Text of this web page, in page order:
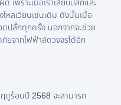
เพราะเมื่อเราเสียบปลั๊กและ
หลเวียนเช่นเดิม ดังนั้นเมื่อ
ดปลั๊กทุกครั้ง นอกจากจะช่วย
ยจากไฟฟ้าลัดวงจรได้อีก
ดูร้อนปี 2568 จะสามารถ